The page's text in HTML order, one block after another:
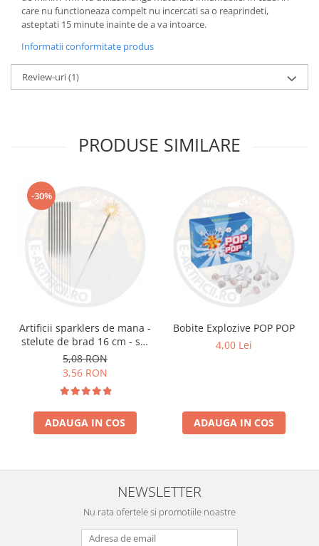
care nu functioneaza compelt nu incercati sa o reaprindeti,
asteptati 15 minute inainte de a va intoarce.
Informatii conformitate produs
Review-uri(1)
PRODUSE SIMILARE
-30%
Artificii sparklers de mana -
stelute de brad 16 cm - set
10 buc
5,08 RON
3,56 RON
ADAUGA IN COS
Bobite Explozive POP POP
4,00 Lei
ADAUGA IN COS
NEWSLETTER
Nu rata ofertele si promotiile noastre